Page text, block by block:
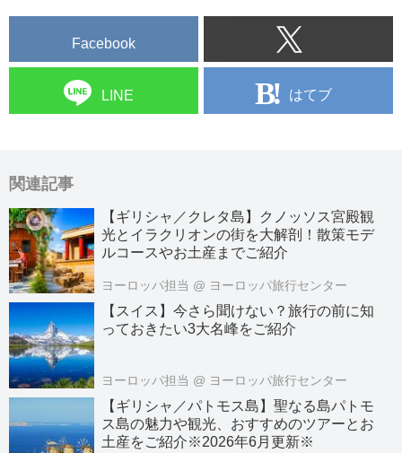
Facebook
LINE はてブ
関連記事
【ギリシャ／クレタ島】クノッソス宮殿観
光とイラクリオンの街を大解剖！散策モデ
ルコースやお土産までご紹介
ヨーロッパ担当 @ ヨーロッパ旅行センター
【スイス】今さら聞けない？旅行の前に知
っておきたい3大名峰をご紹介
ヨーロッパ担当 @ ヨーロッパ旅行センター
【ギリシャ／パトモス島】聖なる島パトモ
ス島の魅力や観光、おすすめのツアーとお
土産をご紹介※2026年6月更新※